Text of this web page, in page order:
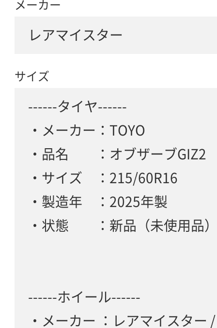
メーカー
レアマイスター
サイズ
------タイヤ------
・メーカー：TOYO
・品名 ：オブザーブGIZ2
・サイズ ：215/60R16
・製造年 ：2025年製
・状態 ：新品（未使用品
------ホイール------
・メーカー ：レアマイスター